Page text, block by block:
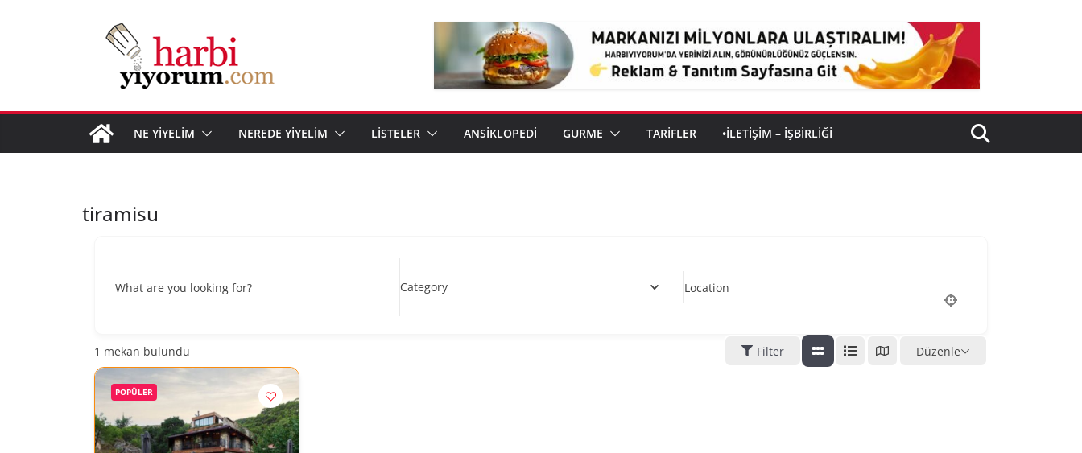
NE YİYELİM NEREDE YİYELİM LİSTELER ANSİKLOPEDİ GURME TARİFLER •İLETIŞIM – İŞBIRLIĞI
tiramisu
What are you looking for? Category Location
1 mekan bulundu Filter Düzenle
POPÜLER